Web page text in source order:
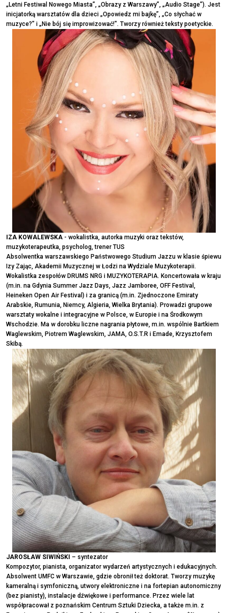
„Letni Festiwal Nowego Miasta”, „Obrazy z Warszawy”, „Audio Stage”). Jest
inicjatorką warsztatów dla dzieci „Opowiedz mi bajkę”, „Co słychać w
muzyce?” i „Nie bój się improwizować!". Tworzy również teksty poetyckie.
IZA KOWALEWSKA - wokalistka, autorka muzyki oraz tekstów,
muzykoterapeutka, psycholog, trener TUS
Absolwentka warszawskiego Państwowego Studium Jazzu w klasie śpiewu
Izy Zając, Akademii Muzycznej w Łodzi na Wydziale Muzykoterapii.
Wokalistka zespołów DRUMS NRG i MUZYKOTERAPIA. Koncertowała w kraju
(m.in. na Gdynia Summer Jazz Days, Jazz Jamboree, OFF Festival,
Heineken Open Air Festival) i za granicą (m.in. Zjednoczone Emiraty
Arabskie, Rumunia, Niemcy, Algieria, Wielka Brytania). Prowadzi grupowe
warsztaty wokalne i integracyjne w Polsce, w Europie i na Środkowym
Wschodzie. Ma w dorobku liczne nagrania płytowe, m.in. wspólnie Bartkiem
Waglewskim, Piotrem Waglewskim, JAMA, O.S.T.R i Emade, Krzysztofem
Skibą.
JAROSŁAW SIWIŃSKI – syntezator
Kompozytor, pianista, organizator wydarzeń artystycznych i edukacyjnych.
Absolwent UMFC w Warszawie, gdzie obronił też doktorat. Tworzy muzykę
kameralną i symfoniczną, utwory elektroniczne i na fortepian autonomiczny
(bez pianisty), instalacje dźwiękowe i performance. Przez wiele lat
współpracował z poznańskim Centrum Sztuki Dziecka, a także m.in. z